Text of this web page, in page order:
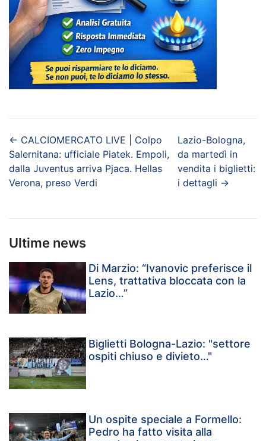
← CALCIOMERCATO LIVE | Colpo
Salernitana: ufficiale Piatek. Empoli,
dalla Juventus arriva Pjaca. Hellas
Verona, preso Verdi
Lazio-Bologna,
da martedì in
vendita i biglietti:
i dettagli →
Ultime news
Di Marzio: “Ivanovic preferisce il
Lens, trattativa bloccata con la
Lazio…”
Biglietti Bologna-Lazio: "settore
ospiti chiuso e divieto…"
Un ospite speciale a Formello:
Pedro ha fatto visita alla